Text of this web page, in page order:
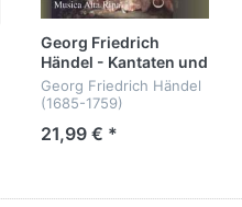
Georg Friedrich
Händel - Kantaten und
Triosonaten
Georg Friedrich Händel
(1685-1759)
Kantaten und
21,99 € *